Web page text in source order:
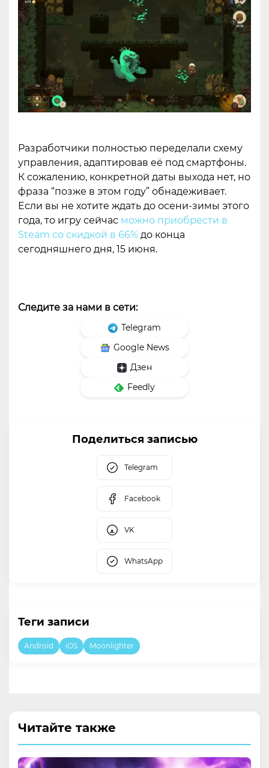
Разработчики полностью переделали схему
управления, адаптировав её под смартфоны.
К сожалению, конкретной даты выхода нет, но
фраза “позже в этом году” обнадеживает.
Если вы не хотите ждать до осени-зимы этого
года, то игру сейчас можно приобрести в
Steam со скидкой в 66% до конца
сегодняшнего дня, 15 июня.
Следите за нами в сети:
Telegram
Google News
Дзен
Feedly
Поделиться записью
Telegram
Facebook
VK
WhatsApp
Теги записи
Android iOS Moonlighter
Читайте также